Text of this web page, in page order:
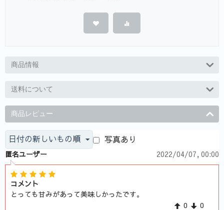
商品情報
送料について
商品レビュー
日付の新しいもの順 写真あり
匿名ユーザー 2022/04/07, 00:00
コメント
とっても甘みがあって美味しかったです。
0 0